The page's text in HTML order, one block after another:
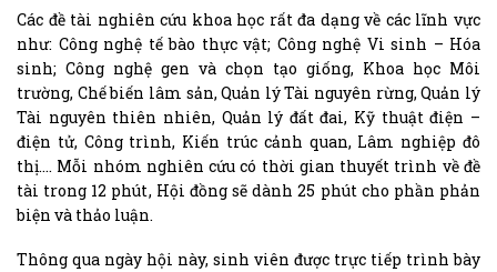
Các đề tài nghiên cứu khoa học rất đa dạng về các lĩnh vực
như: Công nghệ tế bào thực vật; Công nghệ Vi sinh – Hóa
sinh; Công nghệ gen và chọn tạo giống, Khoa học Môi
trường, Chế biến lâm sản, Quản lý Tài nguyên rừng, Quản lý
Tài nguyên thiên nhiên, Quản lý đất đai, Kỹ thuật điện –
điện tử, Công trình, Kiến trúc cảnh quan, Lâm nghiệp đô
thị…. Mỗi nhóm nghiên cứu có thời gian thuyết trình về đề
tài trong 12 phút, Hội đồng sẽ dành 25 phút cho phần phản
biện và thảo luận.
Thông qua ngày hội này, sinh viên được trực tiếp trình bày